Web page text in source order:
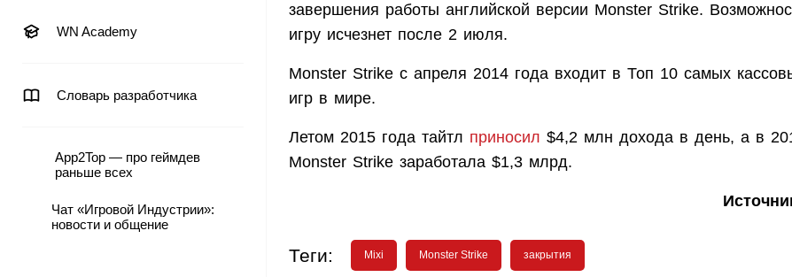
WN Academy
Словарь разработчика
App2Top — про геймдев
раньше всех
Чат «Игровой Индустрии»:
новости и общение
завершения работы английской версии Monster Strike.
игру исчезнет после 2 июля.
Monster Strike с апреля 2014 года входит в Топ 10 самых
игр в мире.
Летом 2015 года тайтл приносил $4,2 млн дохода в день, а в
Monster Strike заработала $1,3 млрд.
Теги: Mixi Monster Strike закрытия